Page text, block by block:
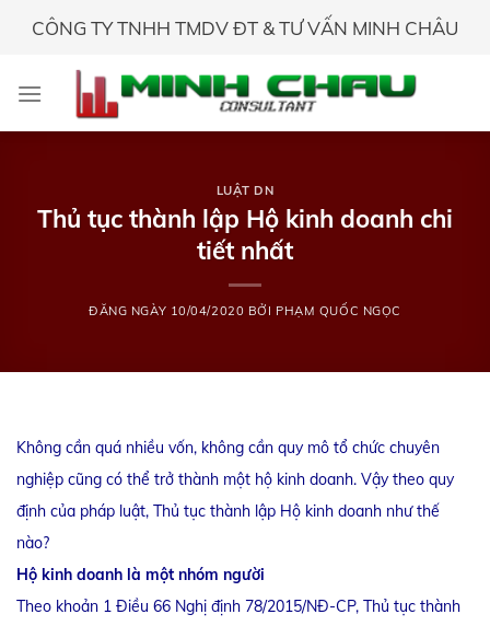
CÔNG TY TNHH TMDV ĐT & TƯ VẤN MINH CHÂU
LUẬT DN
Thủ tục thành lập Hộ kinh doanh chi
tiết nhất
ĐĂNG NGÀY 10/04/2020 BỞI PHẠM QUỐC NGỌC
Không cần quá nhiều vốn, không cần quy mô tổ chức chuyên
nghiệp cũng có thể trở thành một hộ kinh doanh. Vậy theo quy
định của pháp luật, Thủ tục thành lập Hộ kinh doanh như thế
nào?
Hộ kinh doanh là một nhóm người
Theo khoản 1 Điều 66 Nghị định 78/2015/NĐ-CP, Thủ tục thành